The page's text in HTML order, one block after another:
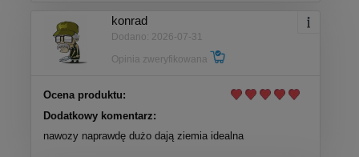
konrad
Dodano: 2026-07-31
Opinia zweryfikowana
Ocena produktu:
Dodatkowy komentarz:
nawozy naprawdę dużo dają ziemia idealna